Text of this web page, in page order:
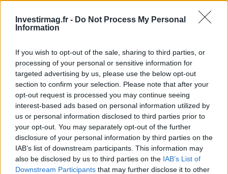
Investirmag.fr - Do Not Process My Personal
Information
If you wish to opt-out of the sale, sharing to third parties, or
processing of your personal or sensitive information for
targeted advertising by us, please use the below opt-out
section to confirm your selection. Please note that after your
opt-out request is processed you may continue seeing
interest-based ads based on personal information utilized by
us or personal information disclosed to third parties prior to
your opt-out. You may separately opt-out of the further
disclosure of your personal information by third parties on the
IAB’s list of downstream participants. This information may
also be disclosed by us to third parties on the IAB’s List of
Downstream Participants that may further disclose it to other
Continuez la lecture
NEWS